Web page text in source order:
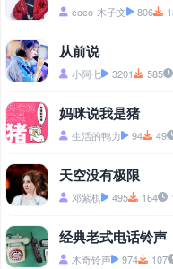
coco-木子文 806
从前说
小阿七 3201 585
妈咪说我是猪
生活的鸭力 94 49
天空没有极限
邓紫棋 495 164
经典老式电话铃声
木奇铃声 974 107